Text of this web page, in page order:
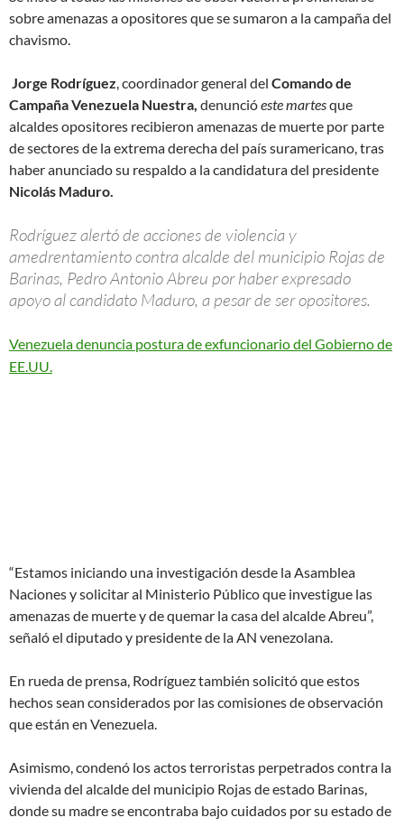
sobre amenazas a opositores que se sumaron a la campaña del
chavismo.
Jorge Rodríguez , coordinador general del Comando de
Campaña Venezuela Nuestra, denuncióeste martesque
alcaldes opositores recibieron amenazas de muerte por parte
de sectores de la extrema derecha del país suramericano, tras
haber anunciado su respaldo a la candidatura del presidente
Nicolás Maduro.
Rodríguez alertó de acciones de violencia y
amedrentamiento contra alcalde del municipio Rojas de
Barinas, Pedro Antonio Abreu por haber expresado
apoyo al candidato Maduro, a pesar de ser opositores.
Venezuela denuncia postura de exfuncionario del Gobierno de
EE.UU.
“Estamos iniciando una investigación desde la Asamblea
Naciones y solicitar al Ministerio Público que investigue las
amenazas de muerte y de quemar la casa del alcalde Abreu”,
señaló el diputado y presidente de la AN venezolana.
En rueda de prensa, Rodríguez también solicitó que estos
hechos sean considerados por las comisiones de observación
que están en Venezuela.
Asimismo, condenó los actos terroristas perpetrados contra la
vivienda del alcalde del municipio Rojas de estado Barinas,
donde su madre se encontraba bajo cuidados por su estado de